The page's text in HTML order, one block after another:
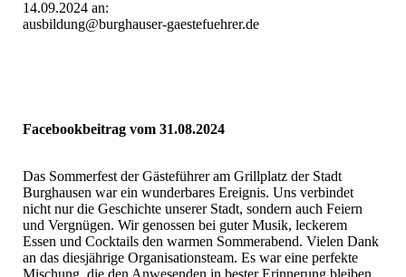
14.09.2024 an:
ausbildung@burghauser-gaestefuehrer.de
Facebookbeitrag vom 31.08.2024
Das Sommerfest der Gästeführer am Grillplatz der Stadt
Burghausen war ein wunderbares Ereignis. Uns verbindet
nicht nur die Geschichte unserer Stadt, sondern auch Feiern
und Vergnügen. Wir genossen bei guter Musik, leckerem
Essen und Cocktails den warmen Sommerabend. Vielen Dank
an das diesjährige Organisationsteam. Es war eine perfekte